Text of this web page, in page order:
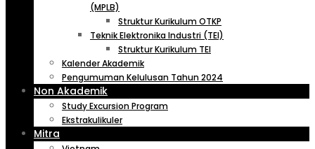
(MPLB)
Struktur Kurikulum OTKP
Teknik Elektronika Industri (TEI)
Struktur Kurikulum TEI
Kalender Akademik
Pengumuman Kelulusan Tahun 2024
Non Akademik
Study Excursion Program
Ekstrakulikuler
Mitra